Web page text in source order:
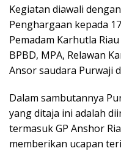
Kegiatan diawali
Penghargaan kepada
Pemadam Karhutla
BPBD, MPA, Relawan
Ansor saudara Purwaji
Dalam sambutannya
yang ditaja ini adalah
termasuk GP Anshor
memberikan ucapan